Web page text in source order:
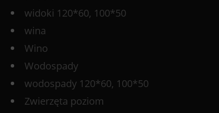
widoki 120*60, 100*50
wina
Wino
Wodospady
wodospady 120*60, 100*50
Zwierzęta poziom